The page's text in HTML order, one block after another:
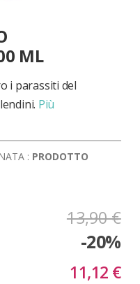
ML
i parassiti del
Più
: PRODOTTO
13,90 €
-20%
11,12 €